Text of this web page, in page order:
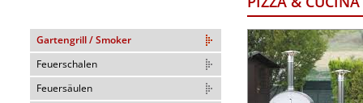
Gartengrill / Smoker
Feuerschalen
Feuersäulen